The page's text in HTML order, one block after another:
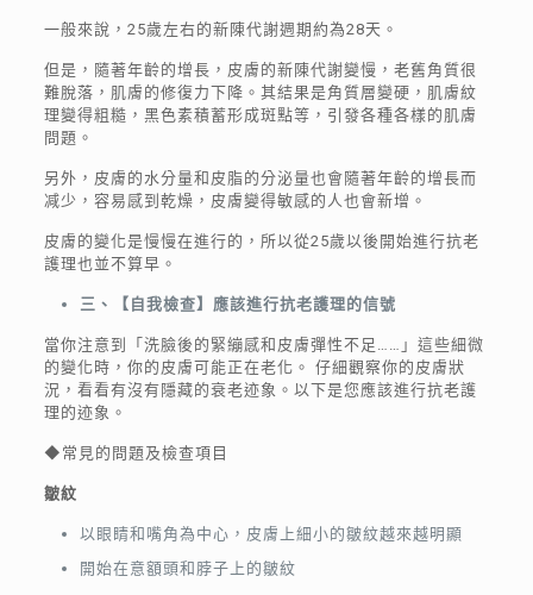
一般來說，25歲左右的新陳代謝週期約為28天。
但是，隨著年齡的增長，皮膚的新陳代謝變慢，老舊角質很
難脫落，肌膚的修復力下降。其結果是角質層變硬，肌膚紋
理變得粗糙，黑色素積蓄形成斑點等，引發各種各樣的肌膚
問題。
另外，皮膚的水分量和皮脂的分泌量也會隨著年齡的增長而
减少，容易感到乾燥，皮膚變得敏感的人也會新增。
皮膚的變化是慢慢在進行的，所以從25歲以後開始進行抗老
護理也並不算早。
三、【自我檢查】應該進行抗老護理的信號
當你注意到「洗臉後的緊繃感和皮膚彈性不足……」這些細微
的變化時，你的皮膚可能正在老化。 仔細觀察你的皮膚狀
況，看看有沒有隱藏的衰老迹象。以下是您應該進行抗老護
理的迹象。
◆常見的問題及檢查項目
皺紋
以眼睛和嘴角為中心，皮膚上細小的皺紋越來越明顯
開始在意額頭和脖子上的皺紋